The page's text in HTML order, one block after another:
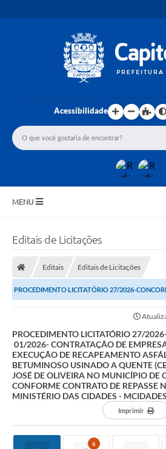
Acessibilidade
MENU
Controle Interno
LGPD
Editais
Governança
A Prefeitura
Editais de Licitações
Editais Editais de Licitações
PROCEDIMENTO LICITATÓRIO 27/2026-
PROCEDIMENTO LICITATÓRIO 27/
01/2026- CONTRATAÇÃO DE
EXECUÇÃO DE RECAPEAMENTO
BETUMINOSO USINADO A QUENTE
JOSÉ DE OLIVEIRA NO MUNICÍPIO DE
CONFORME CONTRATO DE REPASSE
MINISTÉRIO DAS CIDADES - MCIDADES
Imprimir
6